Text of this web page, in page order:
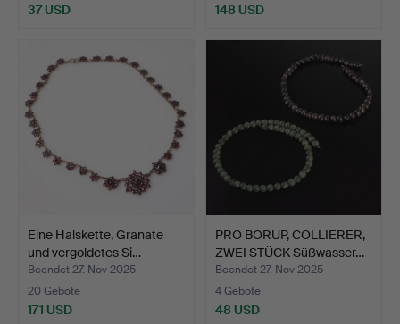
37 USD 148 USD
Eine Halskette, Granate
und vergoldetes Si…
Beendet 27. Nov 2025
20 Gebote
171 USD
PRO BORUP, COLLIERER,
ZWEI STÜCK Süßwasser…
Beendet 27. Nov 2025
4 Gebote
48 USD